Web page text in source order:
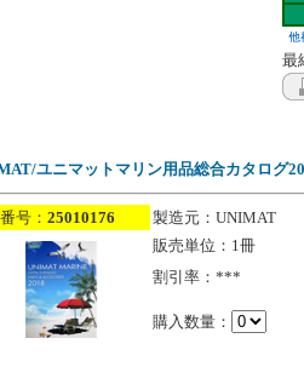
最
ユニマットマリン用品総合カタログ
号： 25010176
製造元：UNIMAT
販売単位：1冊
割引率：***
購入数量：